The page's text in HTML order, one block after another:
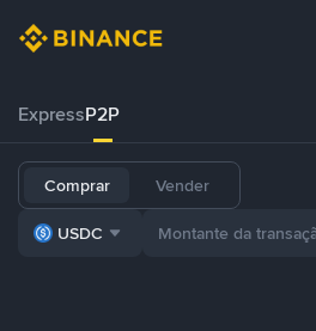
ExpressP2P
Comprar Vender
USDC